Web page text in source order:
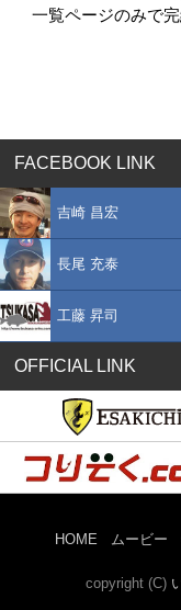
一覧ページのみで
FACEBOOK LINK
吉崎 昌宏
長尾 充泰
工藤 昇司
OFFICIAL LINK
HOME ムービー
copyright (C)